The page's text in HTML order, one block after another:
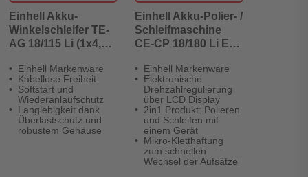
Einhell Akku-
Winkelschleifer TE-
AG 18/115 Li (1x4,0
Einhell Markenware
Kabellose Freiheit
Softstart und
Wiederanlaufschutz
Langlebigkeit dank
Überlastschutz und
robustem Gehäuse
Einhell Akku-Polier- /
Schleifmaschine
CE-CP 18/180 Li E-
Einhell Markenware
Elektronische
Drehzahlregulierung
über LCD Display
2in1 Produkt: Polieren
und Schleifen mit
einem Gerät
Mikro-Kletthaftung
zum schnellen
Wechsel der Aufsätze